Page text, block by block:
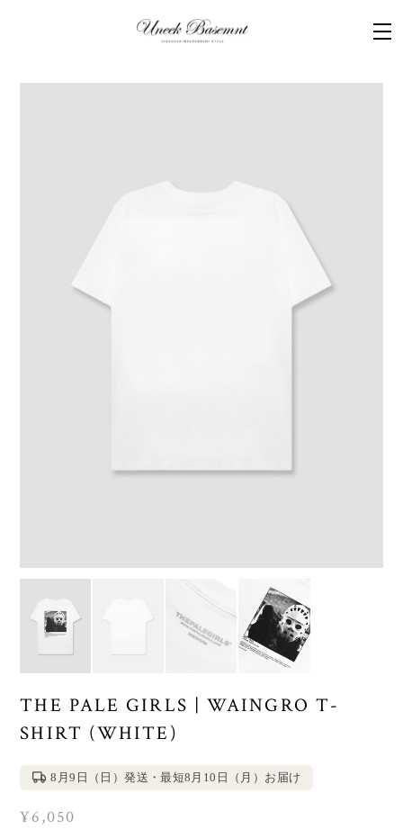
THE PALE GIRLS | WAINGRO T-
SHIRT (WHITE)
8月9日（日）発送・最短8月10日（月）お届け
¥6,050